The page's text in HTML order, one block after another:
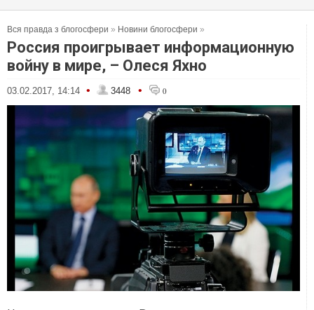
Вся правда з блогосфери » Новини блогосфери »
Россия проигрывает информационную
войну в мире, – Олеся Яхно
03.02.2017, 14:14 • 3448 • 0